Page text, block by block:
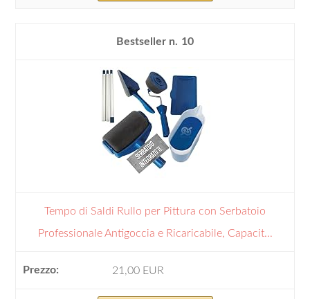
10
Tempo di Saldi Rullo per Pittura con Serbatoio
Professionale Antigoccia e Ricaricabile, Capacit...
21,00 EUR